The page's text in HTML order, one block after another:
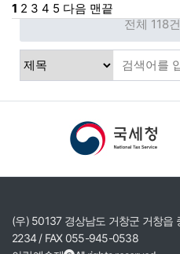
1 2 3 4 5 다음 맨끝
전체 118건
(우) 50137 경상남도 거창군 거창
2234 / FAX 055-945-0538